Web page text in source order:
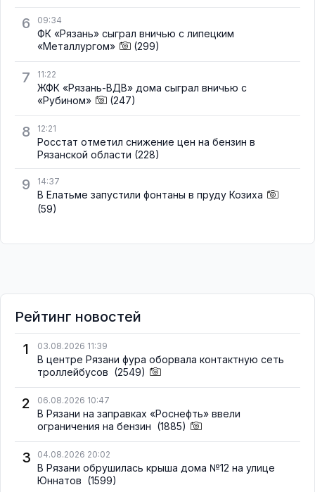
6 09:34
ФК «Рязань» сыграл вничью с липецким
«Металлургом»
(299)
7 11:22
ЖФК «Рязань-ВДВ» дома сыграл вничью с
«Рубином»
(247)
8 12:21
Росстат отметил снижение цен на бензин в
Рязанской области (228)
9 14:37
В Елатьме запустили фонтаны в пруду Козиха
(59)
Рейтинг новостей
1
03.08.2026 11:39
В центре Рязани фура оборвала контактную сеть
троллейбусов (2549)
2 06.08.2026 10:47
В Рязани на заправках «Роснефть» ввели
ограничения на бензин (1885)
3 04.08.2026 20:02
В Рязани обрушилась крыша дома №12 на улице
Юннатов (1599)